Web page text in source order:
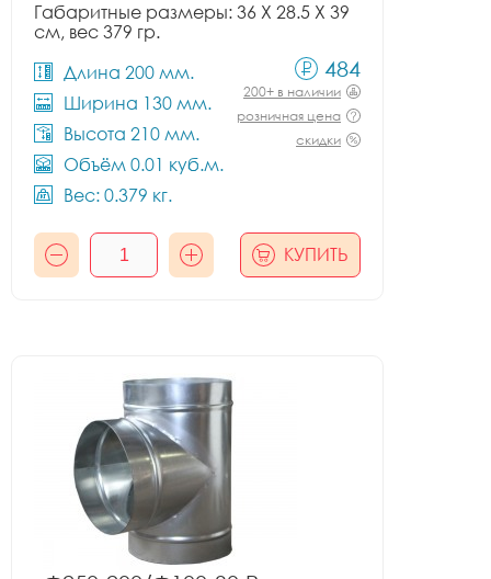
Габаритные размеры: 36 X 28.5 X 39
см, вес 379 гр.
Длина 200 мм.
Ширина 130 мм.
Высота 210 мм.
Объём 0.01 куб.м.
Вес: 0.379 кг.
484
200+ в наличии
розничная цена
скидки
КУПИТЬ